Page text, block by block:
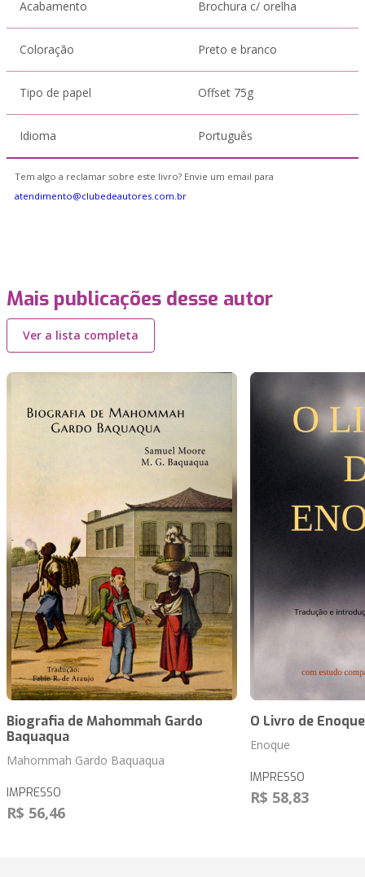
Acabamento Brochura c/ orelha
Coloração Preto e branco
Tipo de papel Offset 75g
Idioma Português
Tem algo a reclamar sobre este livro? Envie um email para
atendimento@clubedeautores.com.br
Mais publicações desse autor
Ver a lista completa
Biografia de Mahommah Gardo
Baquaqua
Mahommah Gardo Baquaqua
IMPRESSO
R$ 56,46
O Livro de Enoque
Enoque
IMPRESSO
R$ 58,83